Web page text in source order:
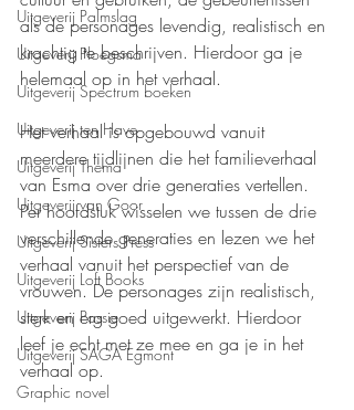
Uitgeverij Palmslag
Uitgeverij Ploegsma
Uitgeverij Spectrum boeken
Uitgeverij ten Have
Uitgeverij Thema
Uitgeverij van Goor
Uitgeverij Sisters Press
Uitgeverij Loft Books
Uitgeverij Passie
Uitgeverij SAGA Egmont
Graphic novel
als de personages levendig, realistisch en
krachtig te beschrijven. Hierdoor ga je
helemaal op in het verhaal.
Het verhaal is opgebouwd vanuit
meerdere tijdlijnen die het familieverhaal
van Esma over drie generaties vertellen.
Per hoofdstuk wisselen we tussen de drie
verschillende generaties en lezen we het
verhaal vanuit het perspectief van de
vrouwen. De personages zijn realistisch,
sterk en erg goed uitgewerkt. Hierdoor
leef je echt met ze mee en ga je in het
verhaal op.